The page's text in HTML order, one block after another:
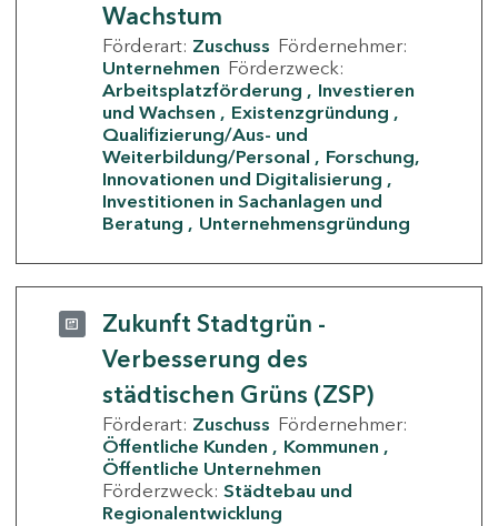
Wachstum
Förderart: Zuschuss Fördernehmer:
Unternehmen Förderzweck:
Arbeitsplatzförderung
Investieren
und Wachsen
Existenzgründung
Qualifizierung/Aus- und
Weiterbildung/Personal
Forschung,
Innovationen und Digitalisierung
Investitionen in Sachanlagen und
Beratung
Unternehmensgründung
Zukunft Stadtgrün -
Verbesserung des
städtischen Grüns (ZSP)
Förderart: Zuschuss Fördernehmer:
Öffentliche Kunden
Kommunen
Öffentliche Unternehmen
Förderzweck: Städtebau und
Regionalentwicklung